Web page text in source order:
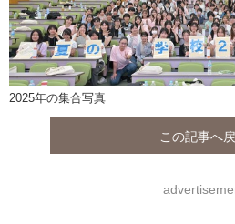
2025年の集合写真
この記事へ